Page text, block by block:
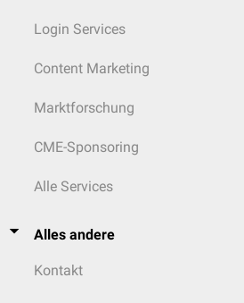
Login Services
Content Marketing
Marktforschung
CME-Sponsoring
Alle Services
Alles andere
Kontakt